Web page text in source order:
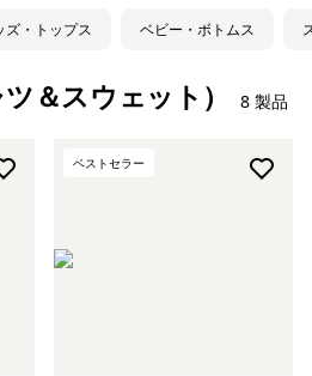
ズ・トップス ベビー・ボトムス
＆スウェット） 8 製品
ベストセラー